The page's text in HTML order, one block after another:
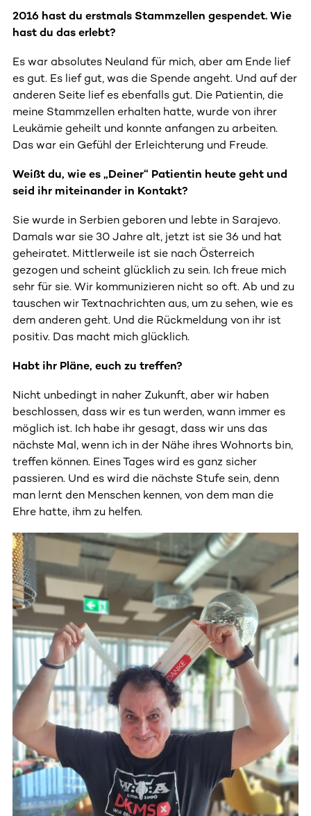
2016 hast du erstmals Stammzellen gespendet. Wie
hast du das erlebt?
Es war absolutes Neuland für mich, aber am Ende lief
es gut. Es lief gut, was die Spende angeht. Und auf der
anderen Seite lief es ebenfalls gut. Die Patientin, die
meine Stammzellen erhalten hatte, wurde von ihrer
Leukämie geheilt und konnte anfangen zu arbeiten.
Das war ein Gefühl der Erleichterung und Freude.
Weißt du, wie es „Deiner“ Patientin heute geht und
seid ihr miteinander in Kontakt?
Sie wurde in Serbien geboren und lebte in Sarajevo.
Damals war sie 30 Jahre alt, jetzt ist sie 36 und hat
geheiratet. Mittlerweile ist sie nach Österreich
gezogen und scheint glücklich zu sein. Ich freue mich
sehr für sie. Wir kommunizieren nicht so oft. Ab und zu
tauschen wir Textnachrichten aus, um zu sehen, wie es
dem anderen geht. Und die Rückmeldung von ihr ist
positiv. Das macht mich glücklich.
Habt ihr Pläne, euch zu treffen?
Nicht unbedingt in naher Zukunft, aber wir haben
beschlossen, dass wir es tun werden, wann immer es
möglich ist. Ich habe ihr gesagt, dass wir uns das
nächste Mal, wenn ich in der Nähe ihres Wohnorts bin,
treffen können. Eines Tages wird es ganz sicher
passieren. Und es wird die nächste Stufe sein, denn
man lernt den Menschen kennen, von dem man die
Ehre hatte, ihm zu helfen.